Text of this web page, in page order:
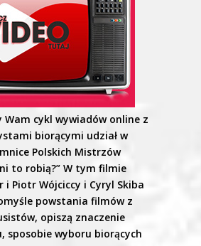
Wam cykl wywiadów online z
biorącymi udział w
Polskich Mistrzów
to robią?” W tym filmie
i Piotr Wójciccy i Cyryl Skiba
powstania filmów z
opiszą znaczenie
sposobie wyboru biorących